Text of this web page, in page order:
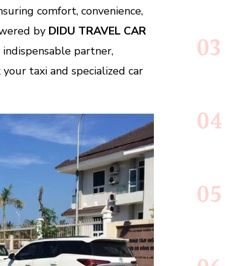
comfort, convenience,
by DIDU TRAVEL CAR
indispensable partner,
taxi and specialized car